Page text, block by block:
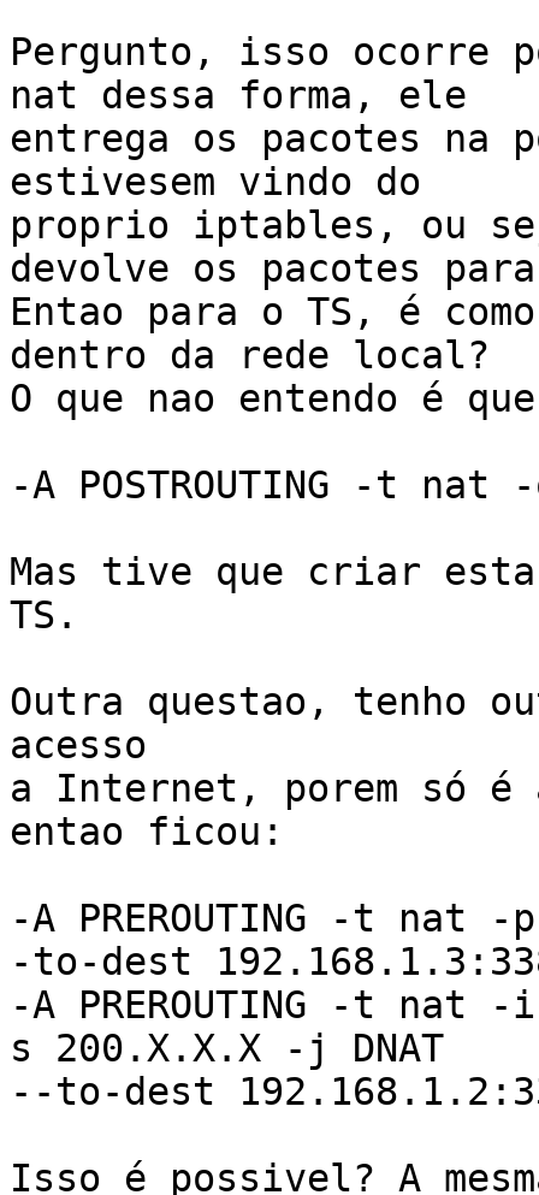
Pergunto, isso ocorre
nat dessa forma, ele
entrega os pacotes na
estivesem vindo do
proprio iptables, ou
devolve os pacotes
Entao para o TS, é
dentro da rede local?
O que nao entendo é
-A POSTROUTING -t nat
Mas tive que criar
TS.
Outra questao, tenho
acesso
a Internet, porem só é
entao ficou:
-A PREROUTING -t
-to-dest
-A PREROUTING -t
s 200.X.X.X -j DNAT
--to-dest
Isso é possivel? A